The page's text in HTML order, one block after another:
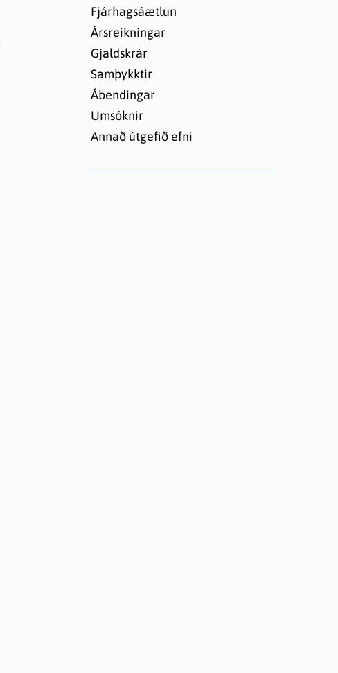
Lóðir í Hrafnagilshverfi
Fjárhagsáætlun
Ársreikningar
Gjaldskrár
Samþykktir
Ábendingar
Umsóknir
Annað útgefið efni